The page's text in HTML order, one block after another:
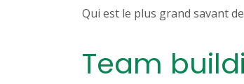
Qui est le plus grand savant
Team